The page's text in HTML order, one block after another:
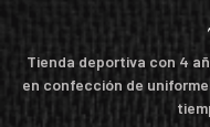
Tienda deportiva con 4
en confección de